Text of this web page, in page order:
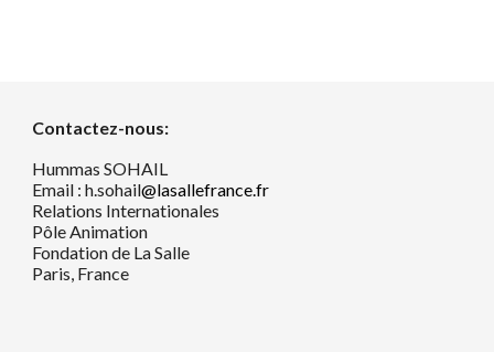
Contactez-nous:
Hummas SOHAIL
Email : h.sohail@lasallefrance.fr
Relations Internationales
Pôle Animation
Fondation de La Salle
Paris, France